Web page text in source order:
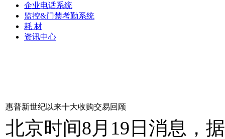
企业电话系统
监控&门禁考勤系统
耗 材
资讯中心
惠普新世纪以来十大收购交易回顾
北京时间8月19日消息，